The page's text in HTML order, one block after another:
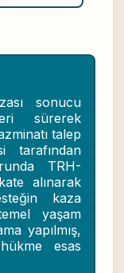
sonucu
sürerek
talep
tarafından
TRH-
alınarak
kaza
yaşam
yapılmış,
esas